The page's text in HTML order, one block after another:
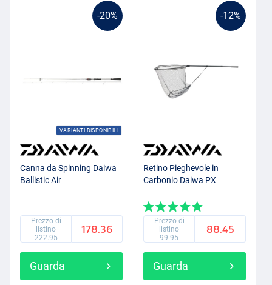
-20%
VARIANTI DISPONIBILI
Canna da Spinning Daiwa
Ballistic Air
Prezzo di
listino
222.95
178.36
Guarda
-12%
Retino Pieghevole in
Carbonio Daiwa PX
Prezzo di
listino
99.95
88.45
Guarda